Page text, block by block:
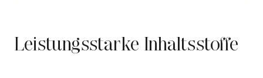
Leistungsstarke Inhaltsstoffe